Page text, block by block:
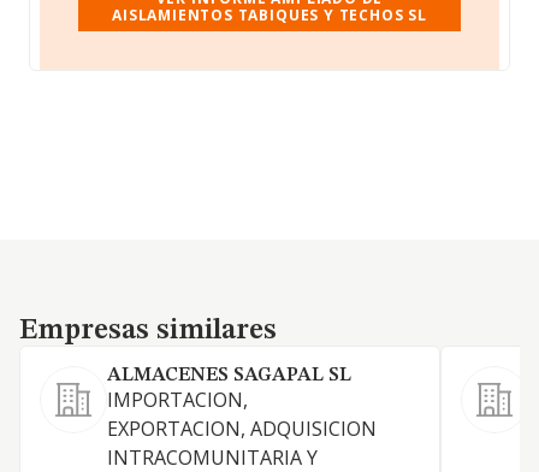
AISLAMIENTOS TABIQUES Y TECHOS SL
Empresas similares
Empresas similares
ALMACENES SAGAPAL SL
IMPORTACION,
EXPORTACION, ADQUISICION
INTRACOMUNITARIA Y